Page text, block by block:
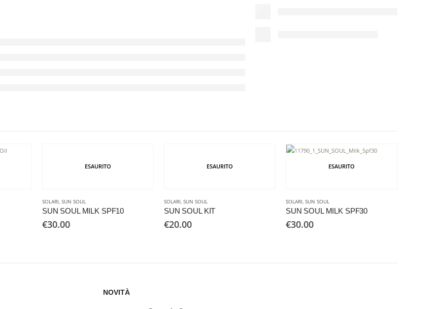
ESAURITO
SOLARI, SUN SOUL
SUN SOUL MILK SPF10
€30.00
ESAURITO
SOLARI, SUN SOUL
SUN SOUL KIT
€20.00
ESAURITO
SOLARI, SUN SOUL
SUN SOUL MILK SPF30
€30.00
NOVITÀ